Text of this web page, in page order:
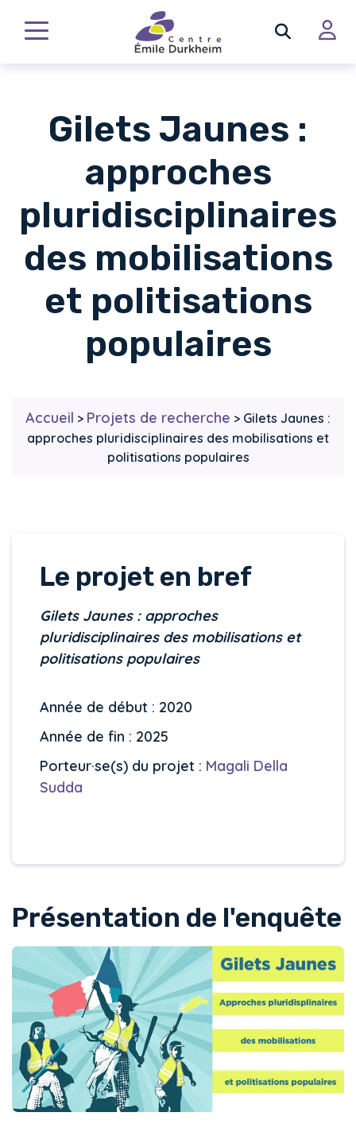
Gilets Jaunes :
approches
pluridisciplinaires
des mobilisations
et politisations
populaires
Accueil > Projets de recherche > Gilets Jaunes :
approches pluridisciplinaires des mobilisations et
politisations populaires
Le projet en bref
Gilets Jaunes : approches
pluridisciplinaires des mobilisations et
politisations populaires
Année de début : 2020
Année de fin : 2025
Porteur·se(s) du projet : Magali Della
Sudda
Présentation de l'enquête